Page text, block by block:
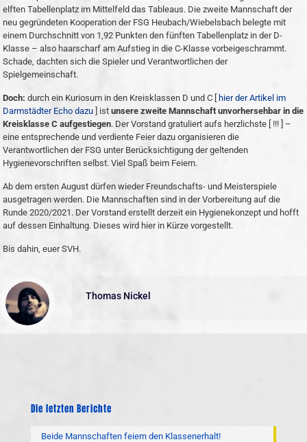
elften Tabellenplatz im Mittelfeld das Tableaus. Die zweite Mannschaft der
neu gegründeten Kooperation der FSG Heubach/Wiebelsbach belegte mit
einem Durchschnitt von 1,92 Punkten den fünften Tabellenplatz in der D-
Klasse – also haarscharf am Aufstieg in die C-Klasse vorbeigeschrammt.
Schade, dachten sich die Spieler und Verantwortlichen der
Spielgemeinschaft.
Doch: durch ein Kuriosum in den Kreisklassen D und C [
hier der Artikel im
Darmstädter Echo dazu ] istunsere zweite Mannschaft unvorhersehbar in die
Kreisklasse C aufgestiegen. Der Vorstand gratuliert aufs herzlichste [ !!! ] –
eine entsprechende und verdiente Feier dazu organisieren die
Verantwortlichen der FSG unter Berücksichtigung der geltenden
Hygienevorschriften selbst. Viel Spaß beim Feiern.
Ab dem ersten August dürfen wieder Freundschafts- und Meisterspiele
ausgetragen werden. Die Mannschaften sind in der Vorbereitung auf die
Runde 2020/2021. Der Vorstand erstellt derzeit ein Hygienekonzept und hofft
auf dessen Einhaltung. Dieses wird hier in Kürze vorgestellt.
Bis dahin, euer SVH.
Thomas Nickel
Die letzten Berichte
Beide Mannschaften feiern den Klassenerhalt!